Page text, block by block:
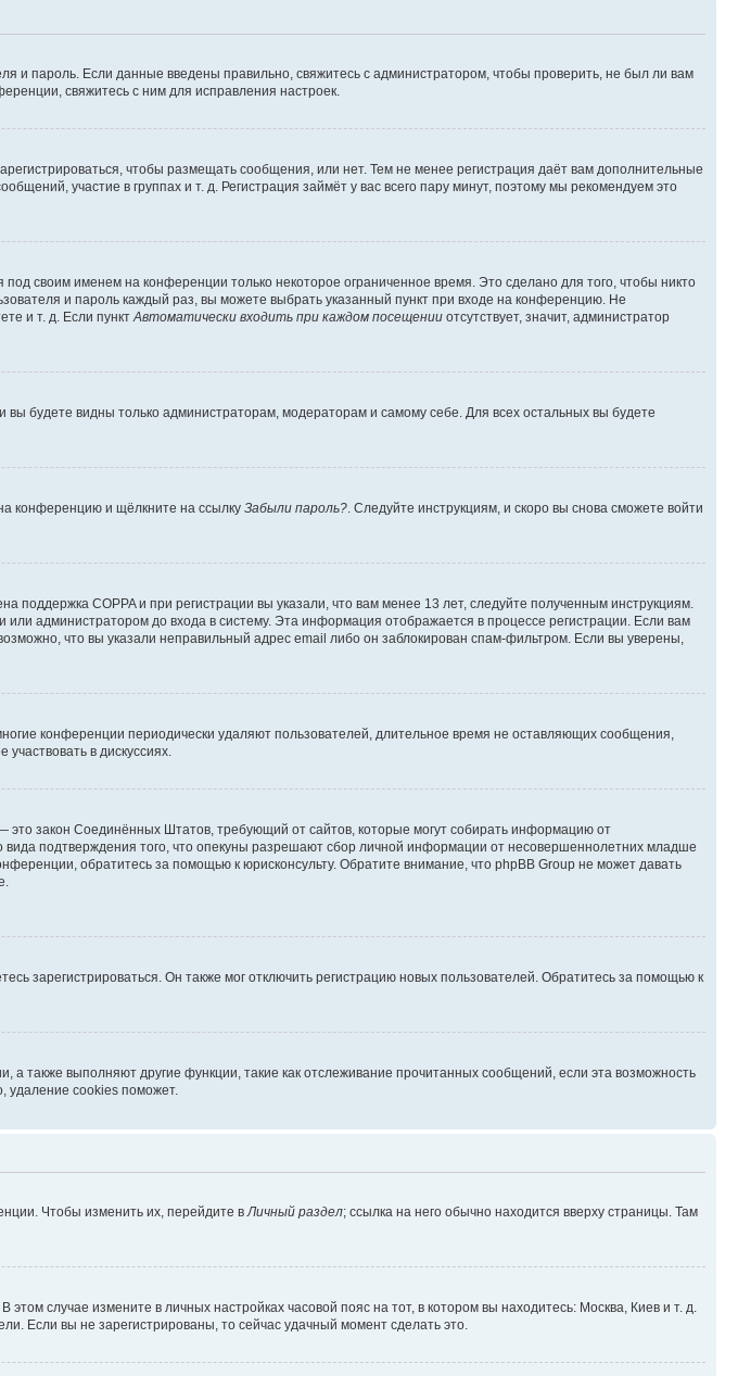
и пароль. Если данные введены правильно, свяжитесь с администратором, чтобы проверить, не был ли вам
свяжитесь с ним для исправления настроек.
чтобы размещать сообщения, или нет. Тем не менее регистрация даёт вам дополнительные
участие в группах и т. д. Регистрация займёт у вас всего пару минут, поэтому мы рекомендуем это
под своим именем на конференции только некоторое ограниченное время. Это сделано для того, чтобы никто
и пароль каждый раз, вы можете выбрать указанный пункт при входе на конференцию. Не
и т. д. Если пункт Автоматически входить при каждом посещении отсутствует, значит, администратор
, и вы будете видны только администраторам, модераторам и самому себе. Для всех остальных вы будете
конференцию и щёлкните на ссылку Забыли пароль? . Следуйте инструкциям, и скоро вы снова сможете войти
COPPA и при регистрации вы указали, что вам менее 13 лет, следуйте полученным инструкциям.
администратором до входа в систему. Эта информация отображается в процессе регистрации. Если вам
что вы указали неправильный адрес email либо он заблокирован спам-фильтром. Если вы уверены,
конференции периодически удаляют пользователей, длительное время не оставляющих сообщения,
в дискуссиях.
это закон Соединённых Штатов, требующий от сайтов, которые могут собирать информацию от
подтверждения того, что опекуны разрешают сбор личной информации от несовершеннолетних младше
обратитесь за помощью к юрисконсульту. Обратите внимание, что phpBB Group не может давать
зарегистрироваться. Он также мог отключить регистрацию новых пользователей. Обратитесь за помощью к
также выполняют другие функции, такие как отслеживание прочитанных сообщений, если эта возможность
удаление cookies поможет.
Чтобы изменить их, перейдите в Личный раздел; ссылка на него обычно находится вверху страницы. Там
случае измените в личных настройках часовой пояс на тот, в котором вы находитесь: Москва, Киев и т. д.
Если вы не зарегистрированы, то сейчас удачный момент сделать это.